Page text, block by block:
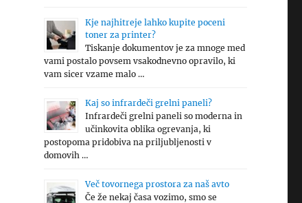
Kje najhitreje lahko kupite poceni
toner za printer?
Tiskanje dokumentov je za mnoge med
vami postalo povsem vsakodnevno opravilo, ki
vam sicer vzame malo …
Kaj so infrardeči grelni paneli?
Infrardeči grelni paneli so moderna in
učinkovita oblika ogrevanja, ki
postopoma pridobiva na priljubljenosti v
domovih …
Več tovornega prostora za naš avto
Če že nekaj časa vozimo, smo se